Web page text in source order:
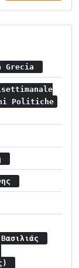
Grecia
Politiche